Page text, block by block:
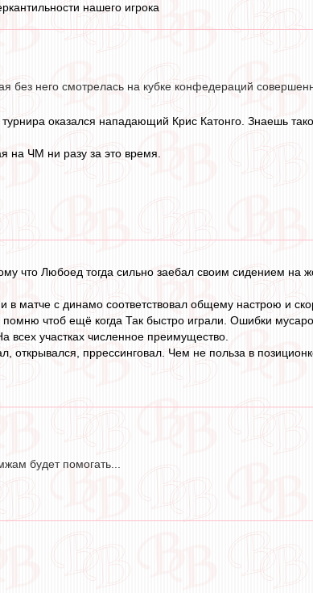
нашего игрока
него смотрелась на кубке конфедераций
оказался нападающий Крис Катонго. Знаешь
на ЧМ ни разу за это время.
что Любоед тогда сильно заебал своим сидением на
матче с динамо соответствовал общему настрою и
чтоб ещё когда Так быстро играли. Ошибки
участках численное преимущество.
пррессинговал. Чем не польза в
будет помогать...